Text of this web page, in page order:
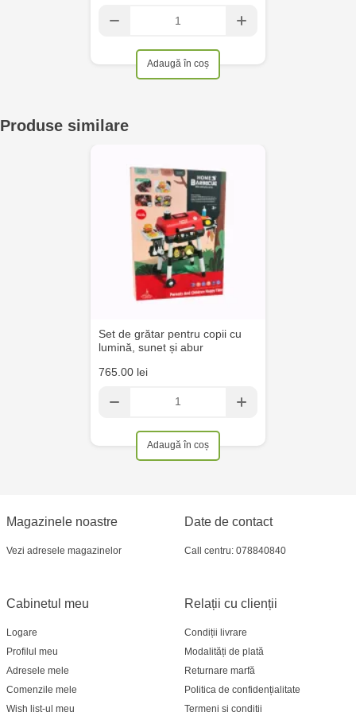
Adaugă în coș
Produse similare
Set de grătar pentru copii cu
lumină, sunet și abur
765.00 lei
Adaugă în coș
Magazinele noastre
Vezi adresele magazinelor
Relații cu clienții
Condiții livrare
Modalități de plată
Returnare marfă
Politica de confidențialitate
Termeni și condiții
Cabinetul meu
Logare
Profilul meu
Adresele mele
Comenzile mele
Wish list-ul meu
Date de contact
Call centru: 078840840